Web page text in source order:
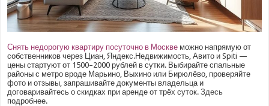
Снять недорогую квартиру посуточно в Москве можно напрямую от
собственников через Циан, Яндекс.Недвижимость, Авито и Spiti —
цены стартуют от 1500–2000 рублей в сутки. Выбирайте спальные
районы с метро вроде Марьино, Выхино или Бирюлёво, проверяйте
фото и отзывы, запрашивайте документы владельца и
договаривайтесь о скидках при аренде от трёх суток.Здесь
подробнее.